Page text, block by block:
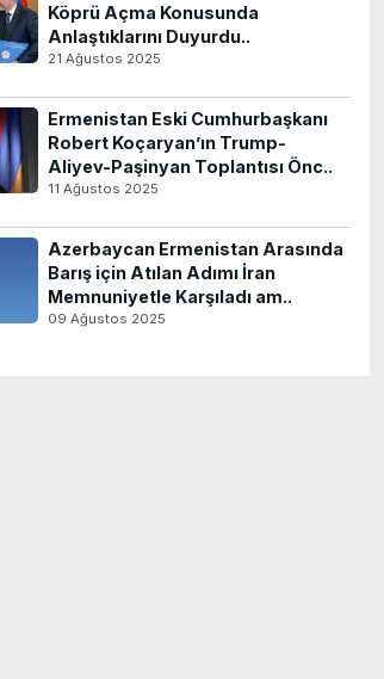
Köprü Açma Konusunda
Anlaştıklarını Duyurdu..
21 Ağustos 2025
Ermenistan Eski Cumhurbaşkanı
Robert Koçaryan’ın Trump-
Aliyev-Paşinyan Toplantısı Önc..
11 Ağustos 2025
Azerbaycan Ermenistan Arasında
Barış için Atılan Adımı İran
Memnuniyetle Karşıladı am..
09 Ağustos 2025